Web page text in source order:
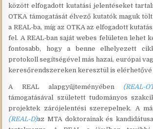
között elfogadott kutatási jelentéseket
OTKA támogatását élvező kutatók maguk
a REAL-ba, míg az OTKA az elfogadott
fel. A REAL-ban saját webes felületen lehet
fontosabb, hogy a benne elhelyezett
protokoll segítségével más hazai, európai
keresőrendszereken keresztül is elérhetővé
A REAL alapgyűjteményében (REAL-
támogatásával született tudományos
projektek zárójelentési szerepelnek. A
(REAL-D)az MTA doktorainak és